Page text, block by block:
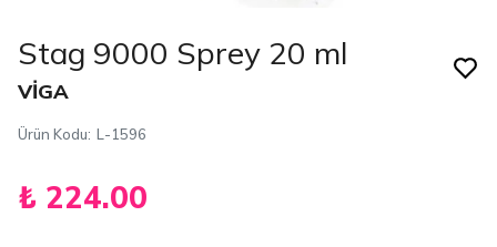
Stag 9000 Sprey 20 ml
VİGA
Ürün Kodu: L-1596
₺ 224.00